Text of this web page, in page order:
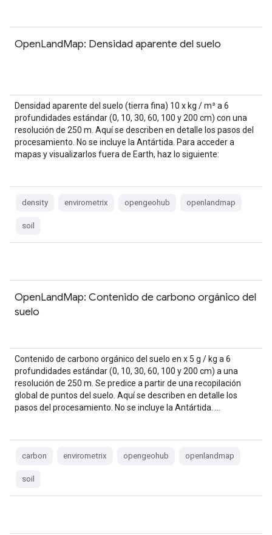
OpenLandMap: Densidad aparente del suelo
Densidad aparente del suelo (tierra fina) 10 x kg / m³ a 6
profundidades estándar (0, 10, 30, 60, 100 y 200 cm) con una
resolución de 250 m. Aquí se describen en detalle los pasos del
procesamiento. No se incluye la Antártida. Para acceder a
mapas y visualizarlos fuera de Earth, haz lo siguiente:
density envirometrix opengeohub openlandmap
soil
OpenLandMap: Contenido de carbono orgánico del
suelo
Contenido de carbono orgánico del suelo en x 5 g / kg a 6
profundidades estándar (0, 10, 30, 60, 100 y 200 cm) a una
resolución de 250 m. Se predice a partir de una recopilación
global de puntos del suelo. Aquí se describen en detalle los
pasos del procesamiento. No se incluye la Antártida. …
carbon envirometrix opengeohub openlandmap
soil